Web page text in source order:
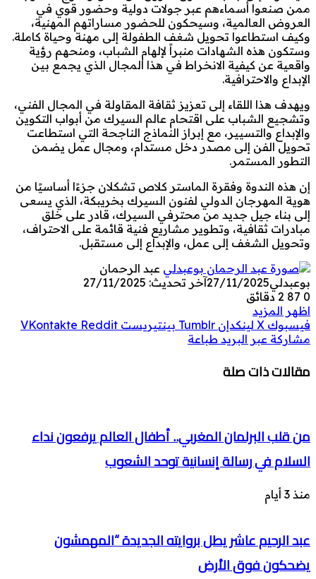
ممن صنعوا أسماءهم عبر جولات دولية وحضور قوي في
العروض العالمية، وسيحكون للحضور مساراتهم المهنية،
وكيف استطاعوا تحويل شغف الطفولة إلى مهنة وحياة كاملة.
وستكون هذه الشهادات منبراً لإلهام الشباب، ومنحهم رؤية
واقعية عن كيفية الانخراط في هذا المجال الذي يجمع بين
الإبداع والاحترافية.
ويهدف هذا اللقاء إلى تعزيز ثقافة المقاولة في المجال الفني،
وتشجيع الشباب على اقتحام عالم السيرك من أبواب التكوين
والإبداع والتسيير، مع إبراز النماذج الناجحة التي استطاعت
تحويل الفن إلى مصدر دخل مستدام، ومجال عمل يضمن
التطور المستمر.
إن هذه الندوة وفقرة الماستر كلاص تشكلان جزءًا أساسيًا من
هوية المهرجان الدولي لفنون السيرك بخريبكة، الذي يسعى
إلى بناء جيل جديد من محترفي السيرك، قادر على خلق
مبادرات ثقافية، وتطوير مشاريع فنية قائمة على الاحتراف،
وتحويل الشغف إلى عمل، والإبداع إلى مستقبل.
عبد الرحمان
بوعبدلي27/11/2025آخر تحديث: 27/11/2025
0
2 دقائق
اظهر المزيد
فيسبوك ‫X لينكدإن بينتيريست
مشاركة عبر البريد طباعة
مقالات ذات صلة
من قلب البرلمان المغربي.. أطفال العالم يرفعون نداء
السلام في رسالة إنسانية توحد الشعوب
منذ 3 أيام
عبد الرحيم عاشر يطل بروايته الجديدة “المهمشون
يضحكون فوق الأرض